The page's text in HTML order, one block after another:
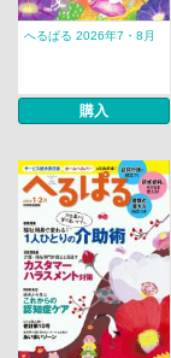
へるぱる 2026年7・8月
購入